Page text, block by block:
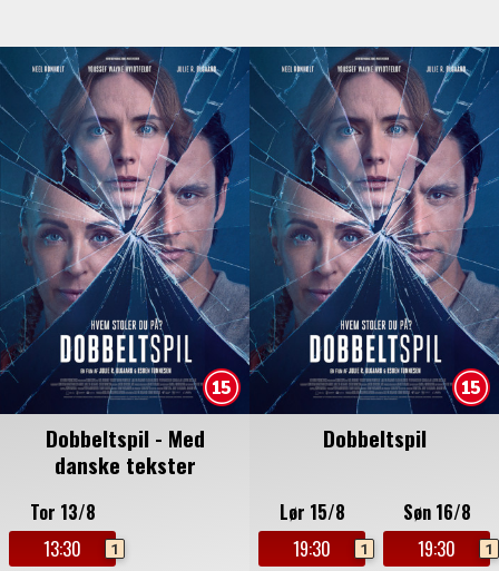
Dobbeltspil - Med
danske tekster
Tor 13/8
13:30
1
Dobbeltspil
Lør 15/8
19:30
1
Søn 16/8
19:30
1